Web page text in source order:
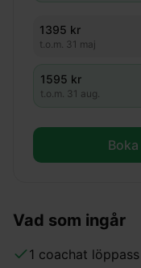
1395 kr
t.o.m. 31 maj
1595 kr
t.o.m. 31 aug.
Vad som ingår
1 coachat